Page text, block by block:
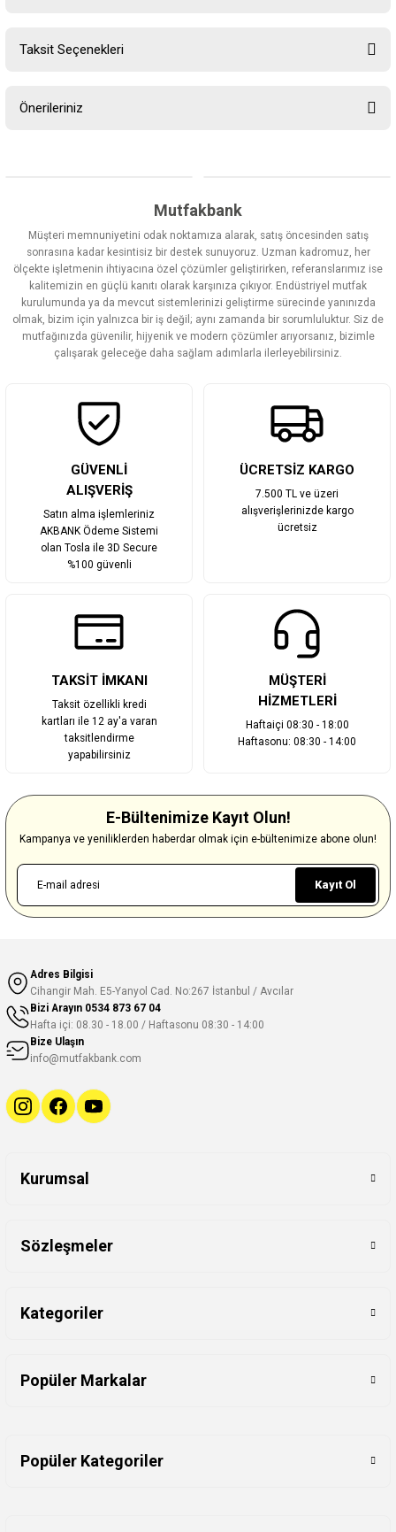
Taksit Seçenekleri
Önerileriniz
Görüş ve önerileriniz için teşekkür ederiz.
Ürün resmi kalitesiz, bozuk veya görüntülenemiyor.
Ürün açıklamasında eksik bilgiler bulunuyor.
Ürün bilgilerinde hatalar bulunuyor.
Ürün fiyatı diğer sitelerden daha pahalı.
Bu ürüne benzer farklı alternatifler olmalı.
Mutfakbank
Müşteri memnuniyetini odak noktamıza alarak, satış öncesinden satış
sonrasına kadar kesintisiz bir destek sunuyoruz. Uzman kadromuz, her
ölçekte işletmenin ihtiyacına özel çözümler geliştirirken, referanslarımız ise
kalitemizin en güçlü kanıtı olarak karşınıza çıkıyor. Endüstriyel mutfak
kurulumunda ya da mevcut sistemlerinizi geliştirme sürecinde yanınızda
olmak, bizim için yalnızca bir iş değil; aynı zamanda bir sorumluluktur. Siz de
mutfağınızda güvenilir, hijyenik ve modern çözümler arıyorsanız, bizimle
çalışarak geleceğe daha sağlam adımlarla ilerleyebilirsiniz.
GÜVENLİ
ALIŞVERİŞ
Satın alma işlemleriniz
AKBANK Ödeme Sistemi
olan Tosla ile 3D Secure
%100 güvenli
ÜCRETSİZ KARGO
7.500 TL ve üzeri
alışverişlerinizde kargo
ücretsiz
TAKSİT İMKANI
Taksit özellikli kredi
kartları ile 12 ay'a varan
taksitlendirme
yapabilirsiniz
MÜŞTERİ
HİZMETLERİ
Haftaiçi 08:30 - 18:00
Haftasonu: 08:30 - 14:00
E-Bültenimize Kayıt Olun!
Kampanya ve yeniliklerden haberdar olmak için e-bültenimize abone olun!
Kayıt Ol
Adres Bilgisi
Cihangir Mah. E5-Yanyol Cad. No:267 İstanbul / Avcılar
Bizi Arayın 0534 873 67 04
Hafta içi: 08.30 - 18.00 / Haftasonu 08:30 - 14:00
Bize Ulaşın
info@mutfakbank.com
Kurumsal
Sözleşmeler
Kategoriler
Popüler Markalar
Popüler Kategoriler